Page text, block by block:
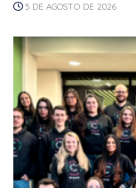
5 DE AGOSTO DE 2026